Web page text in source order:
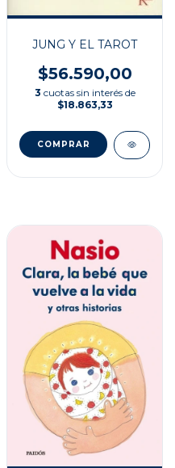
JUNG Y EL TAROT
$56.590,00
3 cuotas sin interés de
$18.863,33